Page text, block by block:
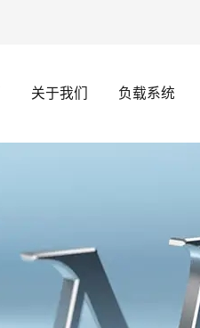
关于我们 负载系统